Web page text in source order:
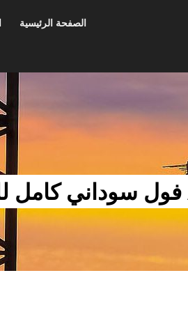
الصفحة الرئيسية
سوداني كامل